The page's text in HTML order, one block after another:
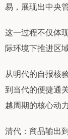
易，展现出中央
这一过程不仅体
际环境下推进区
从明代的自报核
到当代的便捷通
越周期的核心动力
清代：商品输出